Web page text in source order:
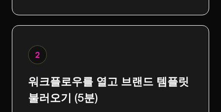
2
워크플로우를 열고 브랜드 템플릿
불러오기 (5분)